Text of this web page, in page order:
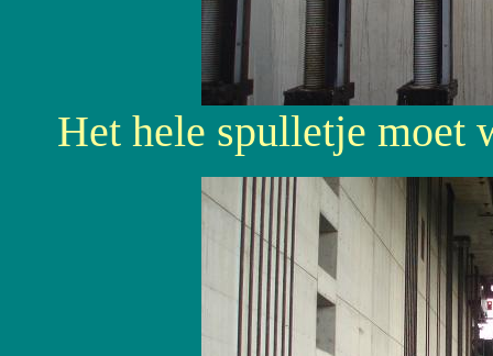
Het hele spulletje moet